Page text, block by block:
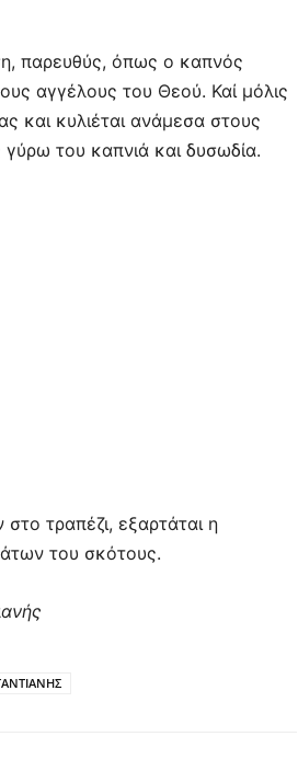
παρευθύς, όπως ο καπνός
αγγέλους του Θεού. Καί μόλις
και κυλιέται ανάμεσα στους
του καπνιά και δυσωδία.
τραπέζι, εξαρτάται η
του σκότους.